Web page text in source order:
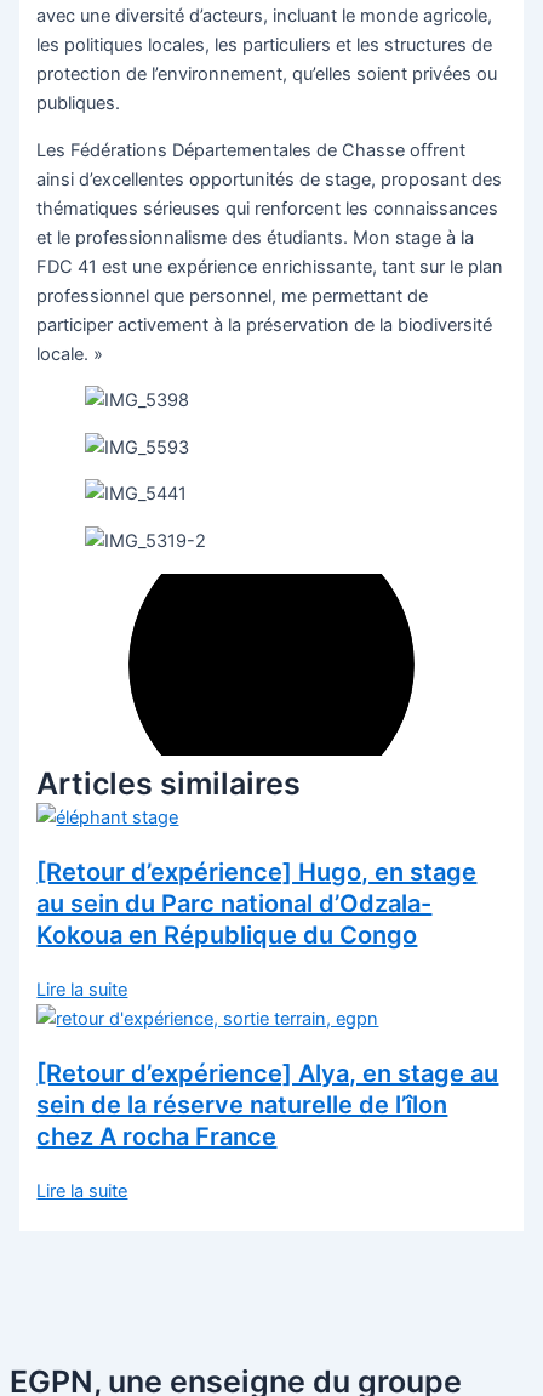
avec une diversité d’acteurs, incluant le monde agricole,
les politiques locales, les particuliers et les structures de
protection de l’environnement, qu’elles soient privées ou
publiques.
Les Fédérations Départementales de Chasse offrent
ainsi d’excellentes opportunités de stage, proposant des
thématiques sérieuses qui renforcent les connaissances
et le professionnalisme des étudiants. Mon stage à la
FDC 41 est une expérience enrichissante, tant sur le plan
professionnel que personnel, me permettant de
participer activement à la préservation de la biodiversité
locale. »
Articles similaires
[Retour d’expérience] Hugo, en stage
au sein du Parc national d’Odzala-
Kokoua en République du Congo
Lire la suite
[Retour d’expérience] Alya, en stage au
sein de la réserve naturelle de l’îlon
chez A rocha France
Lire la suite
EGPN, une enseigne du groupe